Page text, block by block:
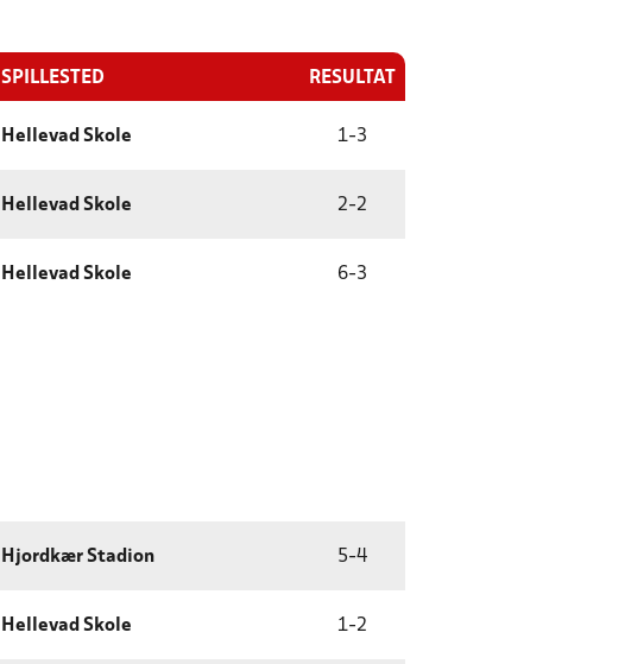
SPILLESTED RESULTAT
Hellevad Skole 1-3
Hellevad Skole 2-2
Hellevad Skole 6-3
Hjordkær Stadion 5-4
Hellevad Skole 1-2